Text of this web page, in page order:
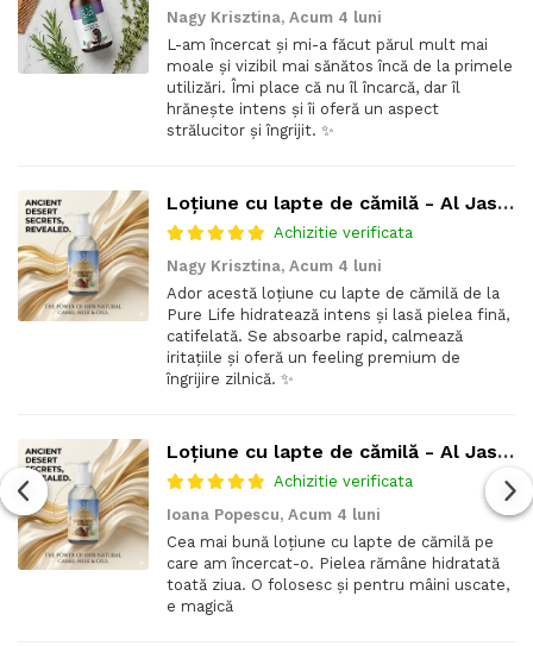
Nagy Krisztina, Acum 4 luni
L-am încercat și mi-a făcut părul mult mai
moale și vizibil mai sănătos încă de la primele
utilizări. Îmi place că nu îl încarcă, dar îl
hrănește intens și îi oferă un aspect
strălucitor și îngrijit. ✨
Loțiune cu lapte de cămilă - Al Jasmine
Achizitie verificata
Nagy Krisztina, Acum 4 luni
Ador acestă loțiune cu lapte de cămilă de la
Pure Life hidratează intens și lasă pielea fină,
catifelată. Se absoarbe rapid, calmează
iritațiile și oferă un feeling premium de
îngrijire zilnică. ✨
Loțiune cu lapte de cămilă - Al Jasmine
Achizitie verificata
Ioana Popescu, Acum 4 luni
Cea mai bună loțiune cu lapte de cămilă pe
care am încercat-o. Pielea rămâne hidratată
toată ziua. O folosesc și pentru mâini uscate,
e magică